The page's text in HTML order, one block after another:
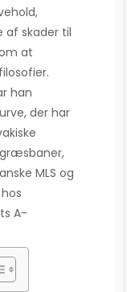
af skader til
at
han
der har
MLS og
A-